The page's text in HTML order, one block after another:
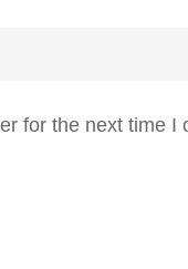
for the next time I